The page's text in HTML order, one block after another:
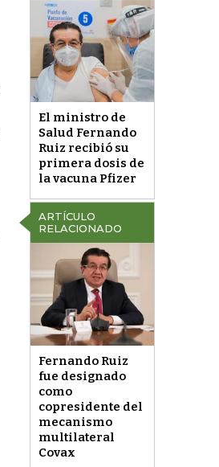
El ministro de
Salud Fernando
Ruiz recibió su
primera dosis de
la vacuna Pfizer
ARTÍCULO
RELACIONADO
Fernando Ruiz
fue designado
como
copresidente del
mecanismo
multilateral
Covax